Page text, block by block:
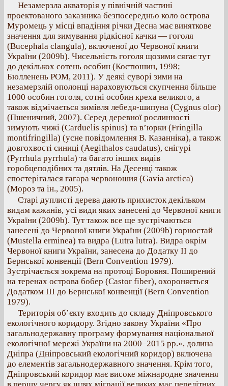
Незамерзла акваторія у північній частині
проектованого заказника безпосередньо коло острова
Муромець у місці впадіння річки Десна має виняткове
значення для зимування рідкісної качки — гоголя
(Bucephala clangula), включеної до Червоної книги
України (2009b). Чисельність гоголя щозими сягає тут
до декількох сотень особин (Костюшин, 1998;
Бюлленень РОМ, 2011). У деякі суворі зими на
незамерзлій ополонці нараховуються скупчення більше
1000 особин гоголя, сотні особин креха великого, а
також відмічається зимівля лебедя-шипуна (Cygnus olor)
(Пшеничний, 2007). Серед деревної рослинності
зимують чижі (Carduelis spinus) та в’юрки (Fringilla
montifringilla) (усне повідомлення В. Казанніка), а також
довгохвості синиці (Aegithalos caudatus), снігурі
(Pyrrhula pyrrhula) та багато інших видів
горобцеподібних та дятлів. На Десенці також
спостерігалася гагара червоношия (Gavia arctica)
(Мороз та ін., 2005).
Старі дуплисті дерева дають прихисток декільком
видам кажанів, усі види яких занесені до Червоної книги
України (2009b). Тут також все ще зустрічаються
занесені до Червоної книги України (2009b) горностай
(Mustella erminea) та видра (Lutra lutra). Видра окрім
Червоної книги України, занесена до Додатку ІІ до
Бернської конвенції (Bern Convention 1979).
Зустрічається зокрема на протоці Боровня. Поширений
на теренах острова бобер (Castor fiber), охороняється
Додатком ІІІ до Бернської конвенції (Bern Convention
1979).
Територія об’єкту входить до складу Дніпровського
екологічного коридору. Згідно закону України «Про
загальнодержавну програму формування національної
екологічної мережі України на 2000–2015 рр.», долина
Дніпра (Дніпровський екологічний коридор) включена
до елементів загальнодержавного значення. Крім того,
Дніпровський коридор має високе міжнародне значення